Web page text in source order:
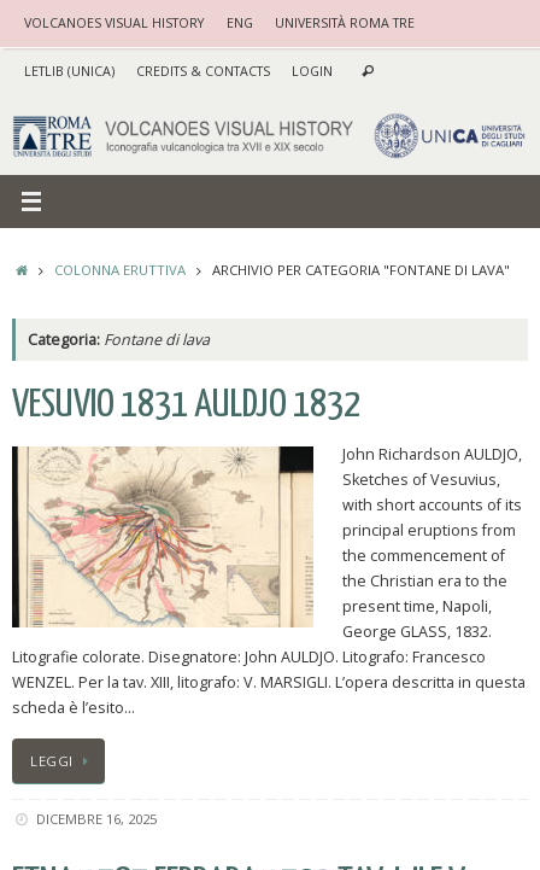
contenuto
VOLCANOES VISUAL HISTORY ENG UNIVERSITÀ ROMA TRE
LETLIB (UNICA) CREDITS & CONTACTS LOGIN Cerca
HOMECOLONNA ERUTTIVA ARCHIVIO PER CATEGORIA "FONTANE DI LAVA"
Categoria: Fontane di lava
VESUVIO 1831 AULDJO 1832
John Richardson AULDJO,
Sketches of Vesuvius,
with short accounts of its
principal eruptions from
the commencement of
the Christian era to the
present time, Napoli,
George GLASS, 1832.
Litografie colorate. Disegnatore: John AULDJO. Litografo: Francesco
WENZEL. Per la tav. XIII, litografo: V. MARSIGLI. L’opera descritta in questa
scheda è l’esito…
LEGGI
DICEMBRE 16, 2025